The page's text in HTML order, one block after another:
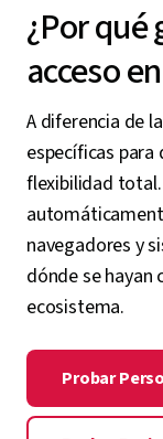
¿Por qué
acceso
A diferencia de
específicas
flexibilidad total.
navegadores y
dónde se hayan
ecosistema.
Probar